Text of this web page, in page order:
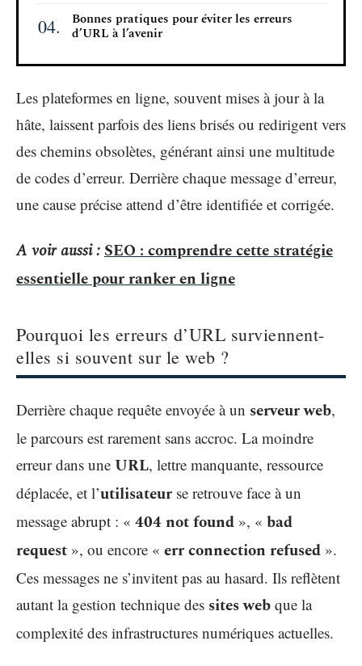
Bonnes pratiques pour éviter les erreurs
d’URL à l’avenir
Les plateformes en ligne, souvent mises à jour à la
hâte, laissent parfois des liens brisés ou redirigent vers
des chemins obsolètes, générant ainsi une multitude
de codes d’erreur. Derrière chaque message d’erreur,
une cause précise attend d’être identifiée et corrigée.
A voir aussi :SEO : comprendre cette stratégie
essentielle pour ranker en ligne
Pourquoi les erreurs d’URL surviennent-
elles si souvent sur le web ?
Derrière chaque requête envoyée à un serveur web,
le parcours est rarement sans accroc. La moindre
erreur dans une URL, lettre manquante, ressource
déplacée, et l’utilisateur se retrouve face à un
message abrupt : « 404 not found », « bad
request », ou encore « err connection refused ».
Ces messages ne s’invitent pas au hasard. Ils reflètent
autant la gestion technique des sites web que la
complexité des infrastructures numériques actuelles.